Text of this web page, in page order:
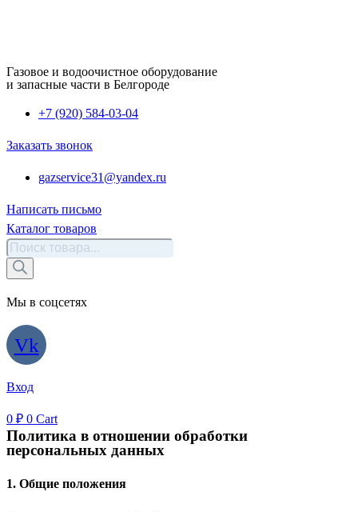
Газовое и водоочистное оборудование
и запасные части в Белгороде
+7 (920) 584-03-04
Заказать звонок
gazservice31@yandex.ru
Написать письмо
Каталог товаров
Поиск
товаров
Мы в соцсетях
Vk
Вход
0 ₽ 0 Cart
Политика в отношении обработки
персональных данных
1. Общие положения